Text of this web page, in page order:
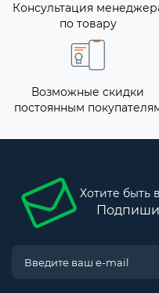
Консультация
по товару
Возможные скидки
постоянным
Хотите быть